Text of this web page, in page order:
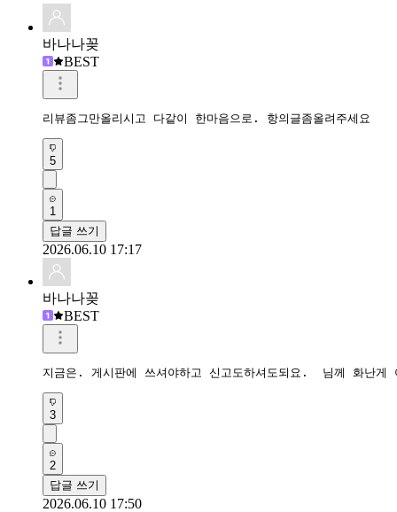
바나나꽂
BEST
리뷰좀그만올리시고 다같이 한마음으로. 항의글좀올려주세요
5
1
답글 쓰기
2026.06.10 17:17
바나나꽂
BEST
지금은. 게시판에 쓰셔야하고 신고도하셔도되요.  님께 화난게
3
2
답글 쓰기
2026.06.10 17:50